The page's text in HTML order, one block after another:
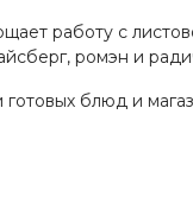
работу с
ромэн и
блюд и